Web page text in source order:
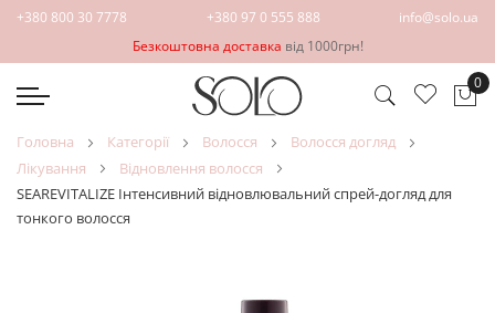
+380 800 30 7778 +380 97 0 555 888
info@solo.ua
Безкоштовна доставка від 1000грн!
0
головна категорії волосся
волосся догляд
лікування
відновлення волосся
SEAREVITALIZE Інтенсивний відновлювальний спрей-догляд для
тонкого волосся